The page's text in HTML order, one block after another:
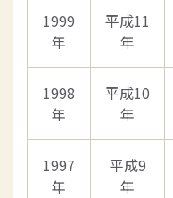
1999
年
平成11
年
1998
年
平成10
年
1997
年
平成9
年